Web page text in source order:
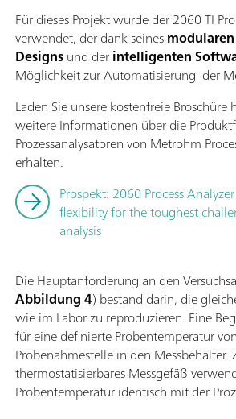
Für dieses Projekt wurde der 2060 TI
verwendet, der dank seines
Designsund derintelligenten
Möglichkeit zur Automatisierung der
Laden Sie unsere kostenfreie Broschüre
weitere Informationen über die
Prozessanalysatoren von Metrohm
erhalten.
Prospekt: 2060 Process
flexibility for the toughest
analysis
Die Hauptanforderung an den
Abbildung 4) bestand darin, die
wie im Labor zu reproduzieren. Eine
für eine definierte Probentemperatur
Probenahmestelle in den
thermostatisierbares Messgefäß
Probentemperatur identisch mit der